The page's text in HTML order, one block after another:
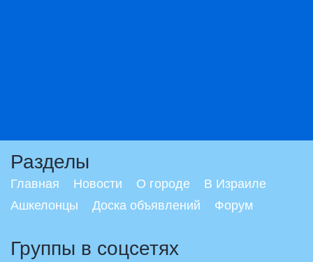
Разделы
Главная Новости О городе
В Израиле
Ашкелонцы
Доска объявлений Форум
Группы в соцсетях